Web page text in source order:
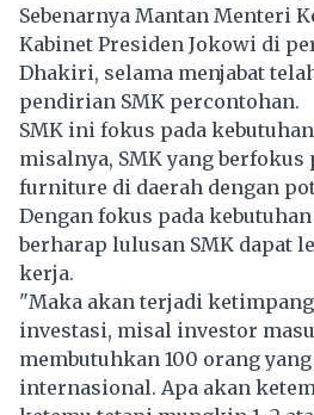
Sebenarnya Mantan Menteri
Kabinet Presiden Jokowi di
Dhakiri, selama menjabat
pendirian SMK percontohan.
SMK ini fokus pada
misalnya, SMK yang berfokus
furniture di daerah dengan
Dengan fokus pada
berharap lulusan SMK dapat
kerja.
"Maka akan terjadi
investasi, misal investor
membutuhkan 100 orang
internasional. Apa akan